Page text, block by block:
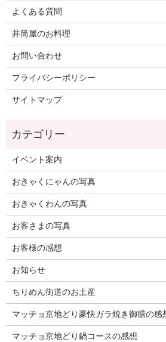
よくある質問
井筒屋のお料理
お問い合わせ
プライバシーポリシー
サイトマップ
イベント案内
おきゃくにゃんの写真
おきゃくわんの写真
お客さまの写真
お客様の感想
お知らせ
ちりめん街道のお土産
マッチョ京地どり豪快ガラ焼き御膳の感
マッチョ京地どり鍋コースの感想